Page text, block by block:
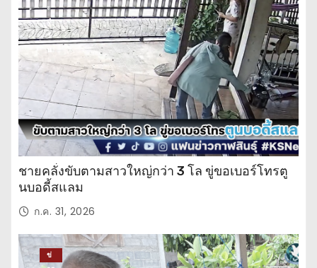
ะ
จำ
วั
น
ชายคลั่งขับตามสาวใหญ่กว่า 3 โล ขู่ขอเบอร์โทรตู
นบอดี้สแลม
ก.ค. 31, 2026
ข่